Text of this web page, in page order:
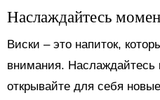
Наслаждайтесь
Виски – это напиток,
внимания. Наслаждайтесь
открывайте для себя